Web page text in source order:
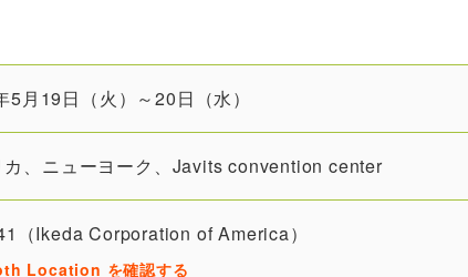
5月19日（火）～20日（水）
カ、ニューヨーク、Javits convention center
（Ikeda Corporation of America）
Location を確認する